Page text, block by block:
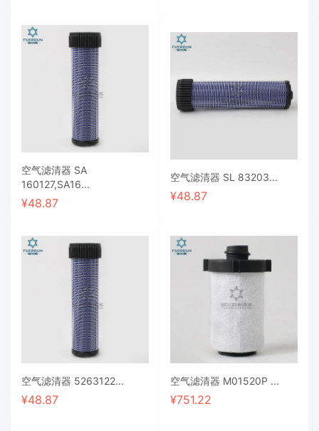
空气滤清器 SA
160127,SA16...
¥48.87
空气滤清器 SL 83203...
¥48.87
空气滤清器 5263122...
¥48.87
空气滤清器 M01520P ...
¥751.22